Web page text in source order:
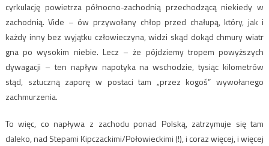
cyrkulację powietrza północno-zachodnią przechodzącą niekiedy w
zachodnią. Vide – ów przywołany chłop przed chałupą, który, jak i
każdy inny bez wyjątku człowieczyna, widzi skąd dokąd chmury wiatr
gna po wysokim niebie. Lecz – że pójdziemy tropem powyższych
dywagacji – ten napływ napotyka na wschodzie, tysiąc kilometrów
stąd, sztuczną zaporę w postaci tam „przez kogoś” wywołanego
zachmurzenia.
To więc, co napływa z zachodu ponad Polską, zatrzymuje się tam
daleko, nad Stepami Kipczackimi/Połowieckimi (!), i coraz więcej, i więcej